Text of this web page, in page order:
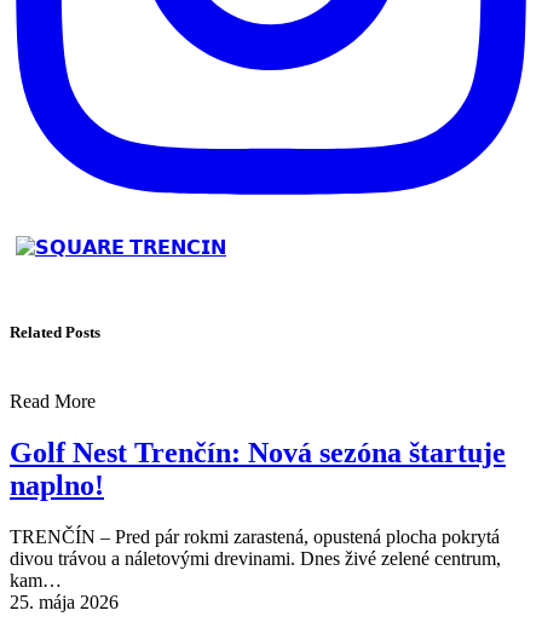
Related Posts
Read More
Golf Nest Trenčín: Nová sezóna štartuje
naplno!
TRENČÍN – Pred pár rokmi zarastená, opustená plocha pokrytá
divou trávou a náletovými drevinami. Dnes živé zelené centrum,
kam…
25. mája 2026